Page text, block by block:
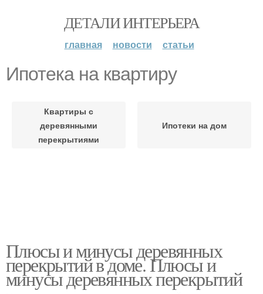
ДЕТАЛИ ИНТЕРЬЕРА
главная новости статьи
Ипотека на квартиру
Квартиры с
деревянными
перекрытиями
Ипотеки на дом
Плюсы и минусы деревянных
перекрытий в доме. Плюсы и
минусы деревянных перекрытий